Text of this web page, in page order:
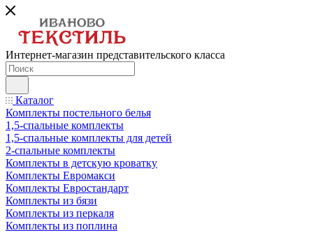
Интернет-магазин представительского класса
Каталог
Комплекты постельного белья
1,5-спальные комплекты
1,5-спальные комплекты для детей
2-спальные комплекты
Комплекты в детскую кроватку
Комплекты Евромакси
Комплекты Евростандарт
Комплекты из бязи
Комплекты из перкаля
Комплекты из поплина